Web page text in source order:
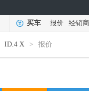
买车 报价 经销商
ID.4 X > 报价